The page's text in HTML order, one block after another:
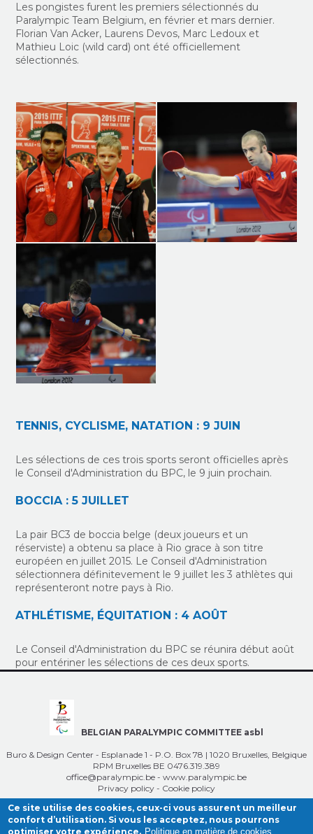
Les pongistes furent les premiers sélectionnés du
Paralympic Team Belgium, en février et mars dernier.
Florian Van Acker, Laurens Devos, Marc Ledoux et
Mathieu Loic (wild card) ont été officiellement
sélectionnés.
TENNIS, CYCLISME, NATATION : 9 JUIN
Les sélections de ces trois sports seront officielles après
le Conseil d'Administration du BPC, le 9 juin prochain.
BOCCIA : 5 JUILLET
La pair BC3 de boccia belge (deux joueurs et un
réserviste) a obtenu sa place à Rio grace à son titre
européen en juillet 2015. Le Conseil d'Administration
sélectionnera définitevement le 9 juillet les 3 athlètes qui
représenteront notre pays à Rio.
ATHLÉTISME, ÉQUITATION : 4 AOÛT
Le Conseil d'Administration du BPC se réunira début août
pour entériner les sélections de ces deux sports.
BELGIAN PARALYMPIC COMMITTEE asbl
Buro & Design Center - Esplanade 1 - P.O. Box 78 | 1020 Bruxelles, Belgique
RPM Bruxelles BE 0476.319.389
office@paralympic.be - www.paralympic.be
Privacy policy - Cookie policy
Ce site utilise des cookies, ceux-ci vous assurent un meilleur
confort d’utilisation. Si vous les acceptez, nous pourrons
optimiser votre expérience. Politique en matière de cookies